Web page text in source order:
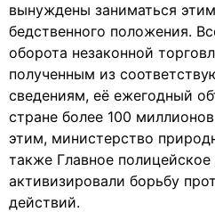
вынуждены заниматься
бедственного положения.
оборота незаконной
полученным из
сведениям, её ежегодный
стране более 100
этим, министерство
также Главное полицейское
активизировали борьбу
действий.